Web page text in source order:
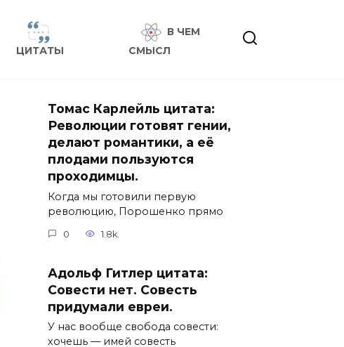
ЦИТАТЫ
В ЧЕМ
СМЫСЛ
Томас Карлейль цитата:
Революции готовят гении,
делают романтики, а её
плодами пользуются
проходимцы.
Когда мы готовили первую
революцию, Порошенко прямо
0 1.8k.
Адольф Гитлер цитата:
Совести нет. Совесть
придумали евреи.
У нас вообще свобода совести:
хочешь — имей совесть